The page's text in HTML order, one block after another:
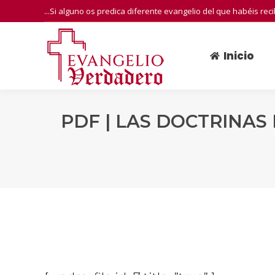
...Si alguno os predica diferente evangelio del que habéis
Inicio
PDF | LAS DOCTRINAS